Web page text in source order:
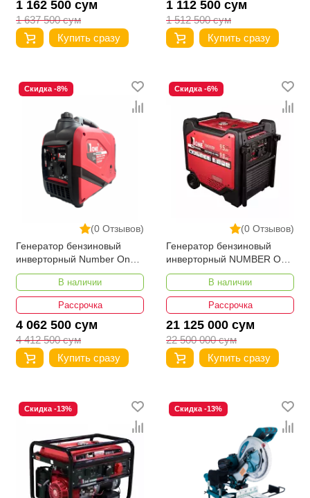
1 162 500 сум
1 637 500 сум
Купить сразу
1 112 500 сум
1 512 500 сум
Купить сразу
(0 Отзывов)
Скидка -8%
Генератор бензиновый
инверторный Number One
NIG2100-iS-PRO
В наличии
Рассрочка
4 062 500 сум
4 412 500 сум
Купить сразу
(0 Отзывов)
Скидка -6%
Генератор бензиновый
инверторный NUMBER ONE
NIG12000-iS-PRO + NATS-
01
В наличии
Рассрочка
21 125 000 сум
22 500 000 сум
Купить сразу
Скидка -13% Скидка -13%